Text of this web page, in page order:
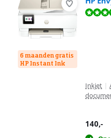
6 maanden gratis
HP Instant Ink
Beoordeling is 8,2 van de 10,
Inkjet |
140,-